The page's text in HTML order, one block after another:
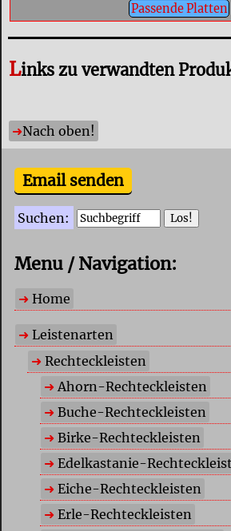
Passende Platten
Links zu verwandten
Nach oben!
Email senden
Suchen:
Menu / Navigation:
Home
Leistenarten
Rechteckleisten
Ahorn-Rechteckleisten
Buche-Rechteckleisten
Birke-Rechteckleisten
Edelkastanie-
Eiche-Rechteckleisten
Erle-Rechteckleisten